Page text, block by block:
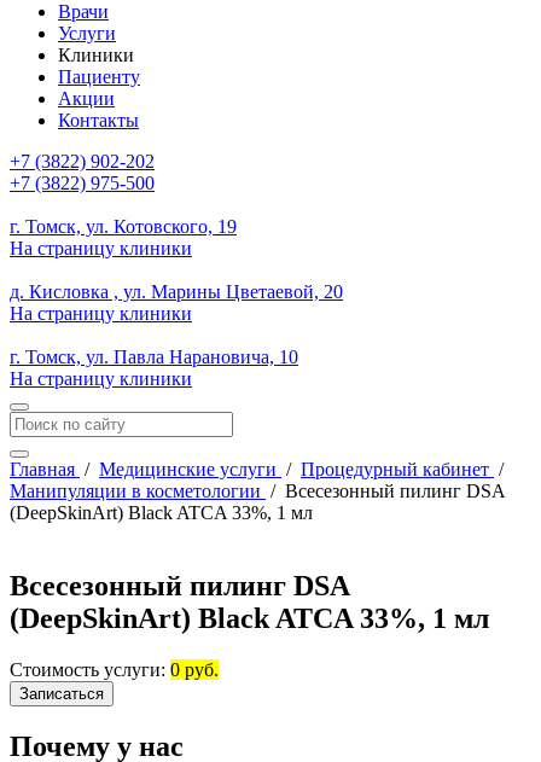
Врачи
Услуги
Клиники
Пациенту
Акции
Контакты
+7 (3822) 902-202
+7 (3822) 975-500
г. Томск, ул. Котовского, 19
На страницу клиники
д. Кисловка , ул. Марины Цветаевой, 20
На страницу клиники
г. Томск, ул. Павла Нарановича, 10
На страницу клиники
Главная / Медицинские услуги / Процедурный кабинет /
Манипуляции в косметологии / Всесезонный пилинг DSA
(DeepSkinArt) Black ATCA 33%, 1 мл
Всесезонный пилинг DSA
(DeepSkinArt) Black ATCA 33%, 1 мл
Стоимость услуги: 0 руб.
Записаться
Почему у нас